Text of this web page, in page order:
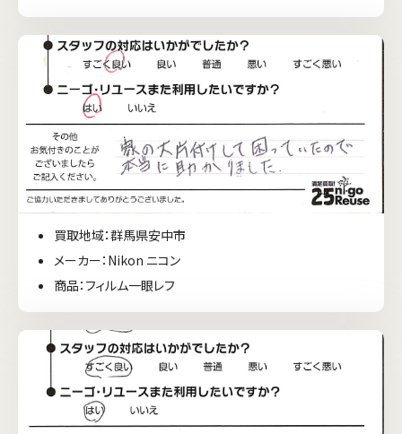
買取地域：群馬県安中市
メーカー：Nikon ニコン
商品：フィルム一眼レフ